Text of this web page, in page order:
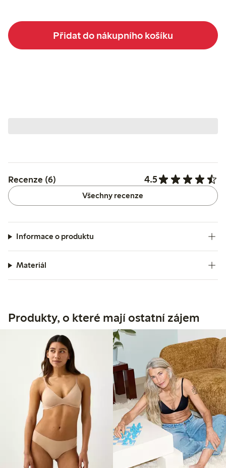
Přidat do nákupního košíku
Recenze (6) 4.5
Všechny recenze
Informace o produktu
Materiál
Produkty, o které mají ostatní zájem